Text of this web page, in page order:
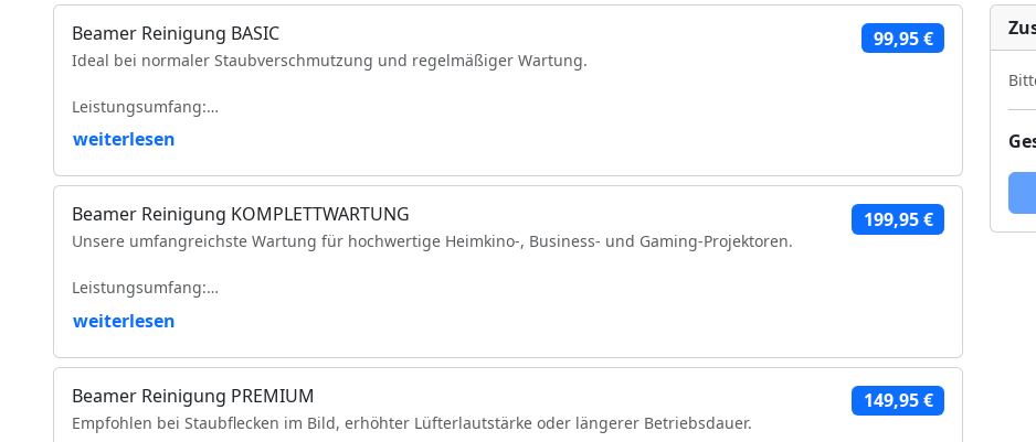
Beamer Reinigung BASIC
Ideal bei normaler Staubverschmutzung und regelmäßiger Wartung.
Leistungsumfang:
Reinigung der Luftfilter und Gehäuseteile
Reinigung der Lüfter und Lüftungskanäle
Objektivreinigung
Entfernung loser Staubablagerungen im Geräteinneren
Funktionsprüfung
VDE-Sicherheitsprüfung
weiterlesen
99,95 €
Beamer Reinigung KOMPLETTWARTUNG
Unsere umfangreichste Wartung für hochwertige Heimkino-, Business- und Gaming-Projektoren.
Leistungsumfang:
Vollständige Zerlegung des Projektors (modellabhängig)
Komplette Reinigung des optischen Lichtwegs
Reinigung des DMD-/LCD-Bereichs
Reinigung und Prüfung des Farbrads
weiterlesen
199,95 €
Beamer Reinigung PREMIUM
Empfohlen bei Staubflecken im Bild, erhöhter Lüfterlautstärke oder längerer Betriebsdauer.
149,95 €